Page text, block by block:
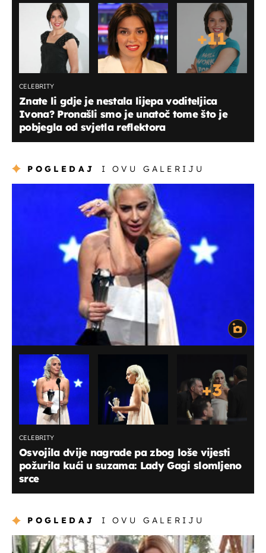
+11
CELEBRITY
Znate li gdje je nestala lijepa voditeljica
Ivona? Pronašli smo je unatoč tome što je
pobjegla od svjetla reflektora
POGLEDAJ I OVU GALERIJU
+3
CELEBRITY
Osvojila dvije nagrade pa zbog loše vijesti
požurila kući u suzama: Lady Gagi slomljeno
srce
POGLEDAJ I OVU GALERIJU